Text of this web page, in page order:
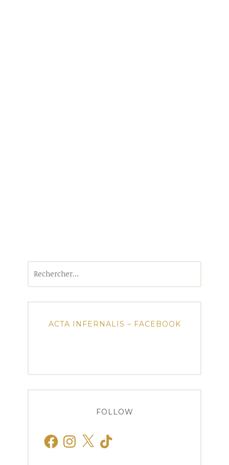
ACTA INFERNALIS – FACEBOOK
FOLLOW
FacebookInstagram
X TikTok